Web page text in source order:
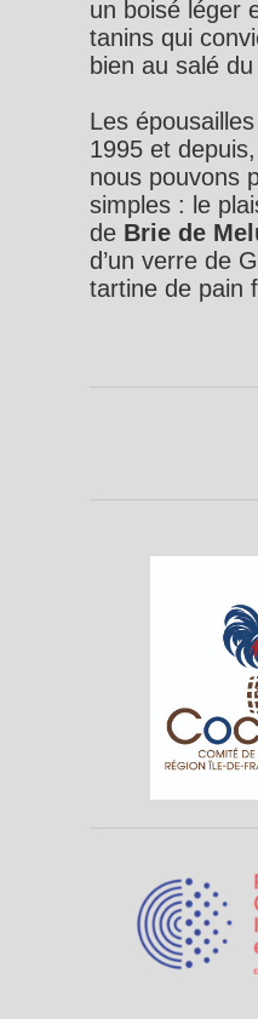
un boisé léger
tanins qui
bien au salé
Les
1995 et
nous pouvons
simples : le
de Brie de
d’un verre de
tartine de pain